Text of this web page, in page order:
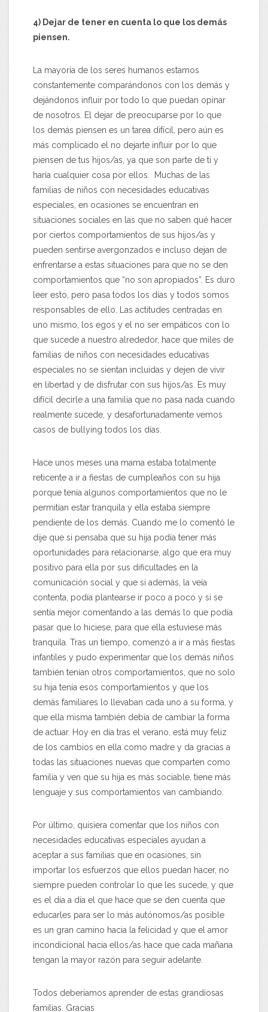
4) Dejar de tener en cuenta lo que los demás
piensen.
La mayoría de los seres humanos estamos
constantemente comparándonos con los demás y
dejándonos influir por todo lo que puedan opinar
de nosotros. El dejar de preocuparse por lo que
los demás piensen es un tarea difícil, pero aún es
más complicado el no dejarte influir por lo que
piensen de tus hijos/as, ya que son parte de ti y
haría cualquier cosa por ellos. Muchas de las
familias de niños con necesidades educativas
especiales, en ocasiones se encuentran en
situaciones sociales en las que no saben qué hacer
por ciertos comportamientos de sus hijos/as y
pueden sentirse avergonzados e incluso dejan de
enfrentarse a estas situaciones para que no se den
comportamientos que “no son apropiados”. Es duro
leer esto, pero pasa todos los días y todos somos
responsables de ello. Las actitudes centradas en
uno mismo, los egos y el no ser empáticos con lo
que sucede a nuestro alrededor, hace que miles de
familias de niños con necesidades educativas
especiales no se sientan incluidas y dejen de vivir
en libertad y de disfrutar con sus hijos/as. Es muy
difícil decirle a una familia que no pasa nada cuando
realmente sucede, y desafortunadamente vemos
casos de bullying todos los días.
Hace unos meses una mama estaba totalmente
reticente a ir a fiestas de cumpleaños con su hija
porque tenía algunos comportamientos que no le
permitían estar tranquila y ella estaba siempre
pendiente de los demás. Cuando me lo comentó le
dije que si pensaba que su hija podía tener más
oportunidades para relacionarse, algo que era muy
positivo para ella por sus dificultades en la
comunicación social y que si además, la veía
contenta, podía plantearse ir poco a poco y si se
sentía mejor comentando a las demás lo que podía
pasar que lo hiciese, para que ella estuviese más
tranquila. Tras un tiempo, comenzó a ir a más fiestas
infantiles y pudo experimentar que los demás niños
también tenían otros comportamientos, que no solo
su hija tenía esos comportamientos y que los
demás familiares lo llevaban cada uno a su forma, y
que ella misma también debía de cambiar la forma
de actuar. Hoy en día tras el verano, está muy feliz
de los cambios en ella como madre y da gracias a
todas las situaciones nuevas que comparten como
familia y ven que su hija es más sociable, tiene más
lenguaje y sus comportamientos van cambiando.
Por último, quisiera comentar que los niños con
necesidades educativas especiales ayudan a
aceptar a sus familias que en ocasiones, sin
importar los esfuerzos que ellos puedan hacer, no
siempre pueden controlar lo que les sucede, y que
es el día a día el que hace que se den cuenta que
educarles para ser lo más autónomos/as posible
es un gran camino hacia la felicidad y que el amor
incondicional hacia ellos/as hace que cada mañana
tengan la mayor razón para seguir adelante.
Todos deberíamos aprender de estas grandiosas
familias. Gracias